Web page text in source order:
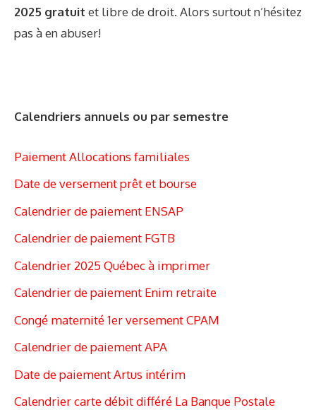
2025 gratuit et libre de droit. Alors surtout n’hésitez
pas à en abuser!
Calendriers annuels ou par semestre
Paiement Allocations familiales
Date de versement prêt et bourse
Calendrier de paiement ENSAP
Calendrier de paiement FGTB
Calendrier 2025 Québec à imprimer
Calendrier de paiement Enim retraite
Congé maternité 1er versement CPAM
Calendrier de paiement APA
Date de paiement Artus intérim
Calendrier carte débit différé La Banque Postale